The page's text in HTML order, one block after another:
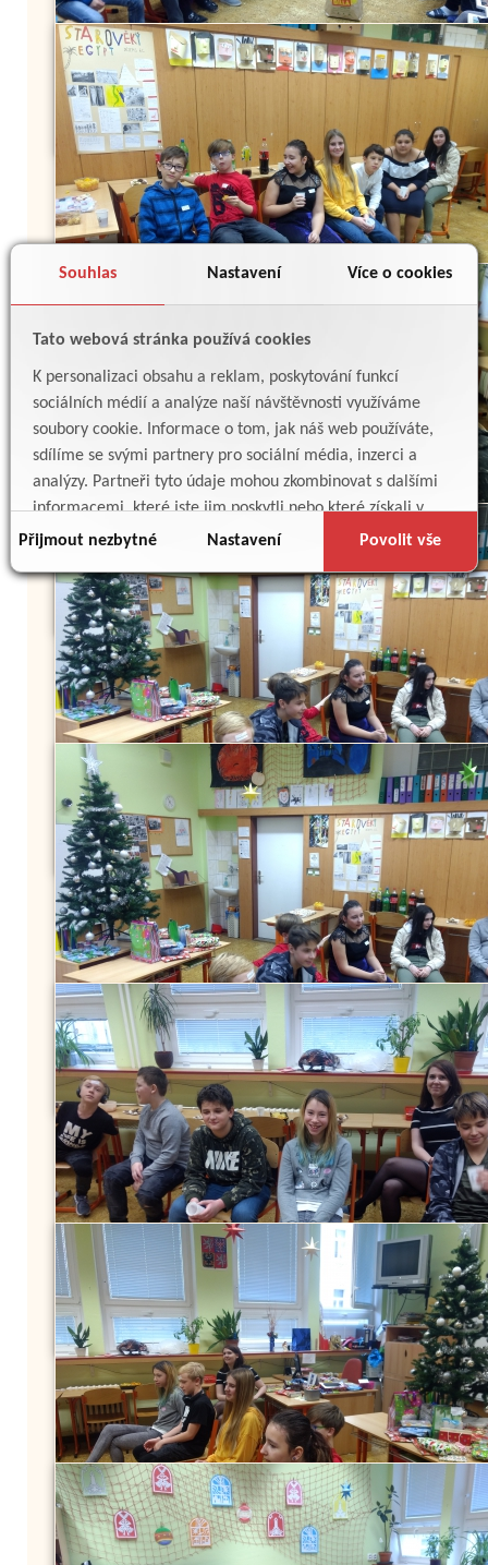
Souhlas Nastavení Více o cookies
Tato webová stránka používá cookies
K personalizaci obsahu a reklam, poskytování funkcí
sociálních médií a analýze naší návštěvnosti využíváme
soubory cookie. Informace o tom, jak náš web používáte,
sdílíme se svými partnery pro sociální média, inzerci a
analýzy. Partneři tyto údaje mohou zkombinovat s dalšími
informacemi, které jste jim poskytli nebo které získali v
důsledku toho, že používáte jejich služby.
Přijmout nezbytné Nastavení Povolit vše